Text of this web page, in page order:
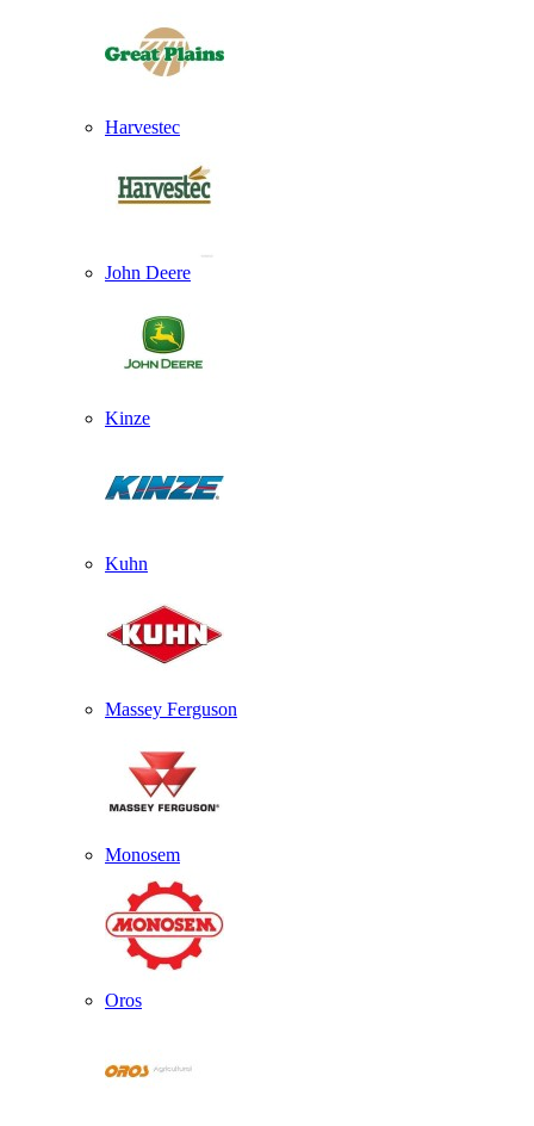
Harvestec
John Deere
Kinze
Kuhn
Massey Ferguson
Monosem
Oros